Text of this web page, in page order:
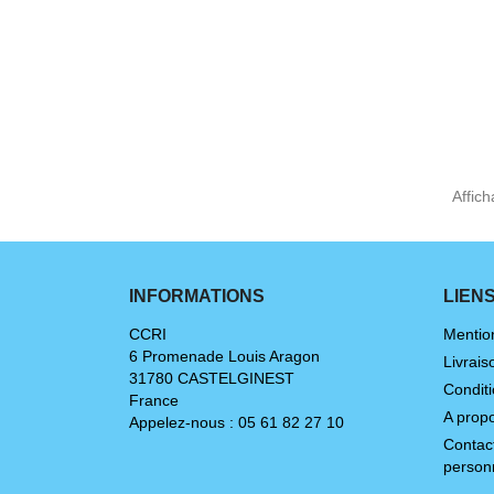
INFORMATIONS
CCRI
6 Promenade Louis Aragon
31780 CASTELGINEST
France
Appelez-nous : 05 61 82 27 10
A